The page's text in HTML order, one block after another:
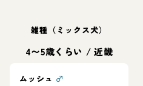
雑種（ミックス犬）
4〜5歳くらい / 近畿
ムッシュ ♂